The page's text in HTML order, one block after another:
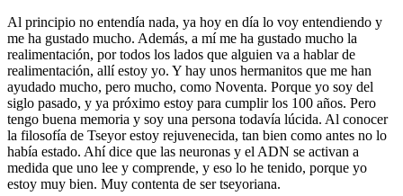
Al principio no entendía nada, ya hoy en día lo voy entendiendo y
me ha gustado mucho. Además, a mí me ha gustado mucho la
realimentación, por todos los lados que alguien va a hablar de
realimentación, allí estoy yo. Y hay unos hermanitos que me han
ayudado mucho, pero mucho, como Noventa. Porque yo soy del
siglo pasado, y ya próximo estoy para cumplir los 100 años. Pero
tengo buena memoria y soy una persona todavía lúcida. Al conocer
la filosofía de Tseyor estoy rejuvenecida, tan bien como antes no lo
había estado. Ahí dice que las neuronas y el ADN se activan a
medida que uno lee y comprende, y eso lo he tenido, porque yo
estoy muy bien. Muy contenta de ser tseyoriana.